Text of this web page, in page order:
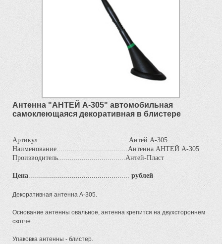
Антенна "АНТЕЙ А-305" автомобильная
самоклеющаяся декоративная в блистере
Артикул..............................................Антей А-305
Наименование....................................Антенна АНТЕЙ А-305
Производитель..................................Антей-Пласт
Цена рублей
Декоративная антенна А-305.
Основание антенны овальное, антенна крепится на двухстороннем
скотче.
Упаковка антенны - блистер.